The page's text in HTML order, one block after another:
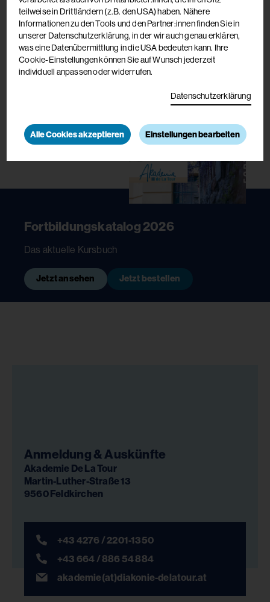
Fortbildungskatalog 2026
Das aktuelle Kursbuch
Jetzt ansehen Jetzt bestellen
Anmeldung & Auskünfte
Akademie De La Tour
Martin-Luther-Straße 13
9560 Feldkirchen
+43 4276 / 2201-1350
+43 664 / 886 54 884
akademie(at)diakonie-delatour.at
teilweise in Drittländern (z.B. den USA) haben. Nähere
Informationen zu den Tools und den Partner:innen finden Sie in
unserer Datenschutzerklärung, in der wir auch genau erklären,
was eine Datenübermittlung in die USA bedeuten kann. Ihre
Cookie-Einstellungen können Sie auf Wunsch jederzeit
individuell anpassen oder widerrufen.
Datenschutzerklärung
Alle Cookies akzeptieren Einstellungen bearbeiten